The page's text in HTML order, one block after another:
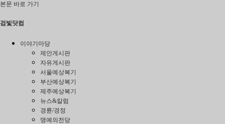
본문 바로 가기
검빛닷컴
이야기마당
제안게시판
자유게시판
서울예상복기
부산예상복기
제주예상복기
뉴스&칼럼
경륜/경정
명예의전당